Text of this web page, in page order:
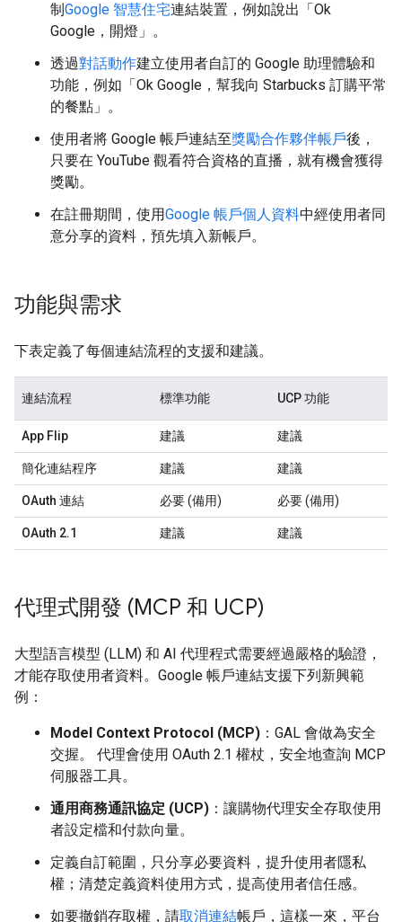
制Google 智慧住宅連結裝置，例如說出「Ok
Google，開燈」。
透過對話動作建立使用者自訂的 Google 助理體驗和
功能，例如「Ok Google，幫我向 Starbucks 訂購平常
的餐點」。
使用者將 Google 帳戶連結至獎勵合作夥伴帳戶後，
只要在 YouTube 觀看符合資格的直播，就有機會獲得
獎勵。
在註冊期間，使用Google 帳戶個人資料中經使用者同
意分享的資料，預先填入新帳戶。
功能與需求
下表定義了每個連結流程的支援和建議。
連結流程 標準功能 UCP 功能
App Flip 建議 建議
簡化連結程序 建議 建議
OAuth 連結 必要 (備用) 必要 (備用)
OAuth 2.1 建議 建議
代理式開發 (MCP 和 UCP)
大型語言模型 (LLM) 和 AI 代理程式需要經過嚴格的驗證，
才能存取使用者資料。Google 帳戶連結支援下列新興範
例：
Model Context Protocol (MCP) ：GAL 會做為安全
交握。 代理會使用 OAuth 2.1 權杖，安全地查詢 MCP
伺服器工具。
通用商務通訊協定 (UCP) ：讓購物代理安全存取使用
者設定檔和付款向量。
定義自訂範圍，只分享必要資料，提升使用者隱私
權；清楚定義資料使用方式，提高使用者信任感。
如要撤銷存取權，請取消連結帳戶，這樣一來，平台